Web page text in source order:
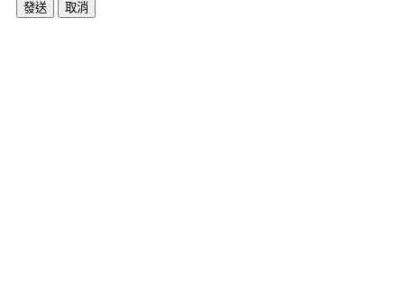
發送 取消